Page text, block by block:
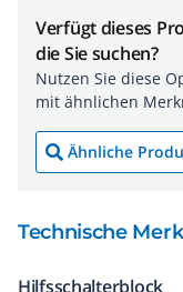
Verfügt dieses
die Sie suchen?
Nutzen Sie diese
mit ähnlichen
Ähnliche
Technische
Hilfsschalterblock